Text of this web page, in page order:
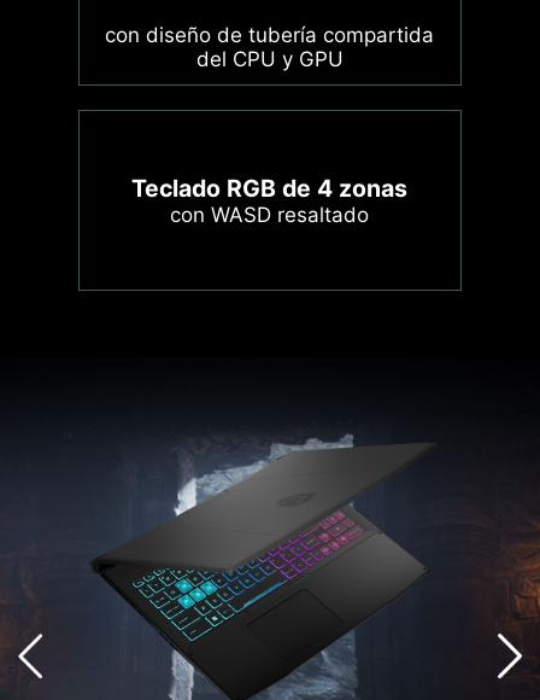
con diseño de tubería compartida
del CPU y GPU
Teclado RGB de 4 zonas
con WASD resaltado